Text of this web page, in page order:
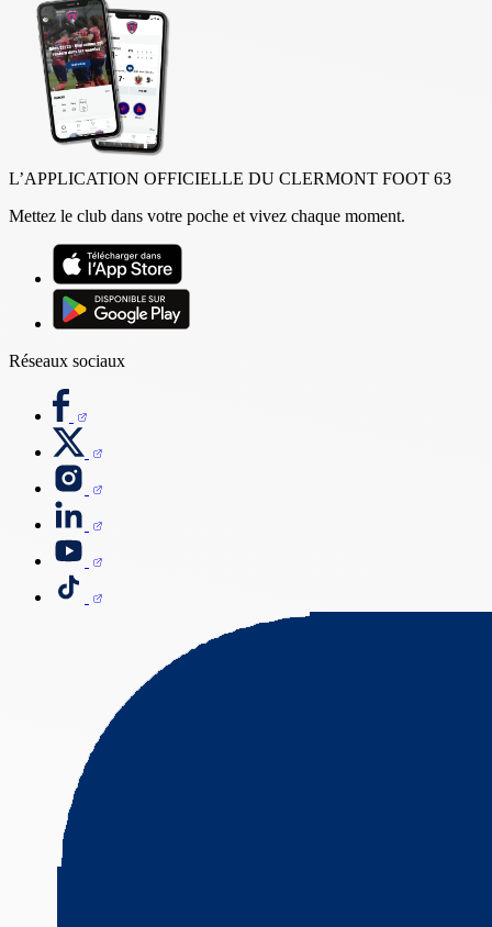
L’APPLICATION OFFICIELLE DU CLERMONT FOOT 63
Mettez le club dans votre poche et vivez chaque moment.
Réseaux sociaux